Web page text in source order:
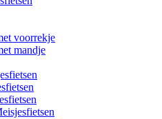
voorrekje
mandje